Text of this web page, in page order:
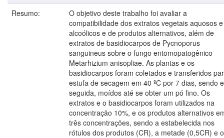
Resumo:
O objetivo deste trabalho foi avaliar a
compatibilidade dos extratos vegetais aquosos e
alcoólicos e de produtos alternativos, além de
extratos de basidiocarpos de Pycnoporus
sanguineus sobre o fungo entomopatogênico
Metarhizium anisopliae. As plantas e os
basidiocarpos foram coletados e transferidos
estufa de secagem em 40 ºC por 7 dias, sendo
seguida, moídos até se obter um pó fino. Os
extratos e o basidiocarpos foram utilizados na
concentração 10%, e os produtos alternativos
três concentrações, sendo a estabelecida nos
rótulos dos produtos (CR), a metade (0,5CR) e o